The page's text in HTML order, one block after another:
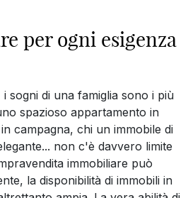
per ogni esigenza
i sogni di una famiglia sono i più
spazioso appartamento in
campagna, chi un immobile di
non c'è davvero limite
immobiliare può
la disponibilità di immobili in